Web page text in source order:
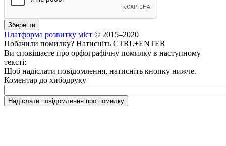
Платформа розвитку міст © 2015–2020
Побачили помилку? Натисніть CTRL+ENTER
Ви сповіщаєте про орфографічну помилку в наступному
тексті:
Щоб надіслати повідомлення, натисніть кнопку нижче.
Коментар до хибодруку